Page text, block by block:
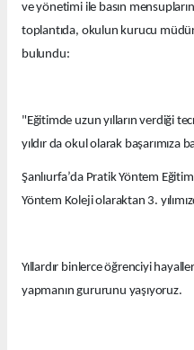
ve yönetimi ile basın
toplantıda, okulun kurucu
bulundu:
"Eğitimde uzun yılların verdiği
yıldır da okul olarak başarımıza
Şanlıurfa’da Pratik Yöntem Eğitim
Yöntem Koleji olaraktan 3.
Yıllardır binlerce öğrenciyi
yapmanın gururunu yaşıyoruz.